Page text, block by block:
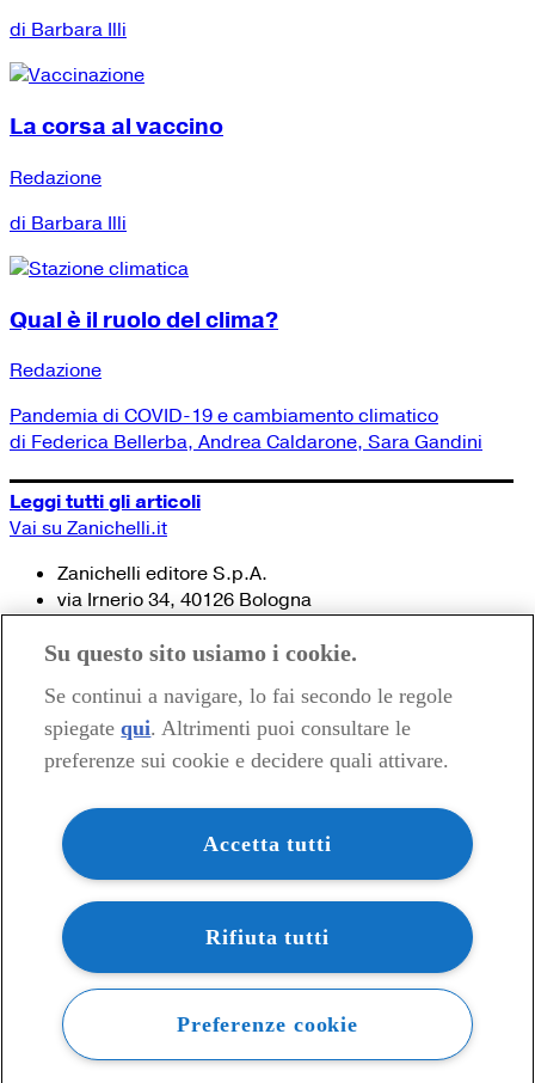
di Barbara Illi
La corsa al vaccino
Redazione
di Barbara Illi
Qual è il ruolo del clima?
Redazione
Pandemia di COVID-19 e cambiamento climatico
di Federica Bellerba, Andrea Caldarone, Sara Gandini
Leggi tutti gli articoli
Vai su Zanichelli.it
Zanichelli editore S.p.A.
via Irnerio 34, 40126 Bologna
Tel. 051- 293.111 / 245.024
© 2020 Zanichelli Editore spa
Contatti e recapiti
my.zanichelli.it
Filiali e agenzie
Acquisti: informazioni precontrattuali
Area stampa
Privacy
Su questo sito usiamo i cookie.
Se continui a navigare, lo fai secondo le regole
spiegate qui. Altrimenti puoi consultare le
preferenze sui cookie e decidere quali attivare.
Accetta tutti
Rifiuta tutti
Preferenze cookie